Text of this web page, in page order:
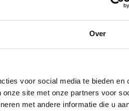
Over
voor social media te bieden en
site met onze partners voor
met andere informatie die u
meer krijgen voor
voor de doelgroep
(of nemen), wordt vanaf volgend
die zijn begonnen
dienstbetrekkingen die zijn